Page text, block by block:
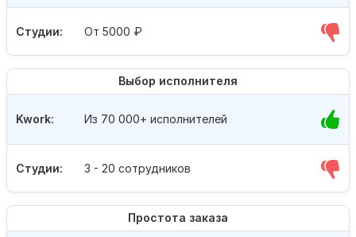
Студии: От 5000 ₽
Выбор исполнителя
Студии: 3 - 20 сотрудников
Kwork: Из 70 000+ исполнителей
Простота заказа